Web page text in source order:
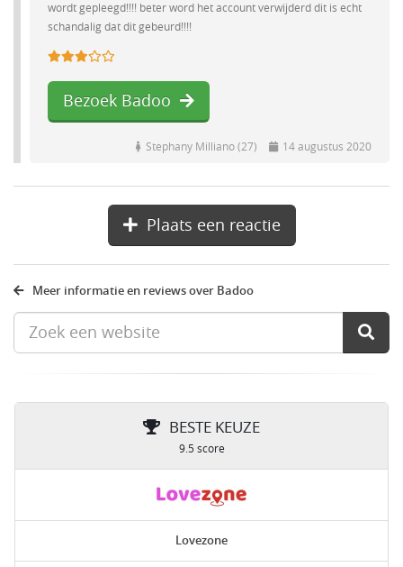
wordt gepleegd!!!! beter word het account verwijderd dit is echt
schandalig dat dit gebeurd!!!!
Bezoek Badoo
Stephany Milliano (27) 14 augustus 2020
Plaats een reactie
Meer informatie en reviews over Badoo
BESTE KEUZE
9.5 score
Lovezone